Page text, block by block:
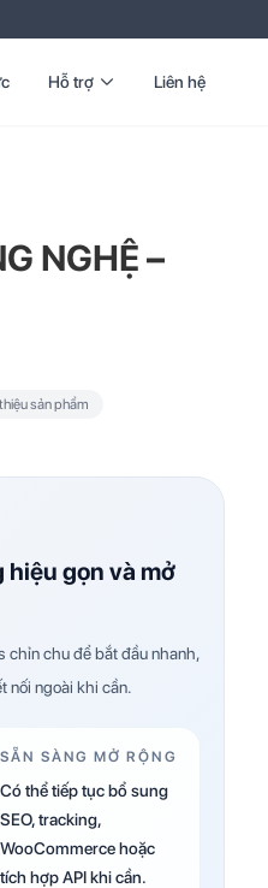
Hỗ trợ Liên hệ
NGHỆ –
sản phẩm
gọn và mở
chỉn chu để bắt đầu nhanh,
nối ngoài khi cần.
SẴN SÀNG MỞ RỘNG
Có thể tiếp tục bổ sung
SEO, tracking,
WooCommerce hoặc
tích hợp API khi cần.